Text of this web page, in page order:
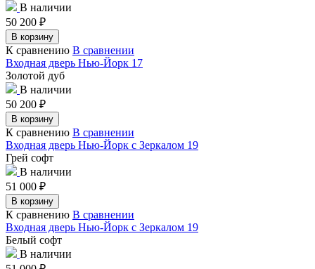
В наличии
50 200 ₽
В корзину
К сравнению В сравнении
Входная дверь Нью-Йорк 17
Золотой дуб
В наличии
50 200 ₽
В корзину
К сравнению В сравнении
Входная дверь Нью-Йорк с Зеркалом 19
Грей софт
В наличии
51 000 ₽
В корзину
К сравнению В сравнении
Входная дверь Нью-Йорк с Зеркалом 19
Белый софт
В наличии